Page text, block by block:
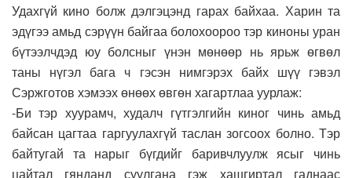
Удахгүй кино болж дэлгэцэнд гарах байхаа. Харин та
эдүгээ амьд сэрүүн байгаа болохоороо тэр киноны уран
бүтээлчдэд юу болсныг үнэн мөнөөр нь ярьж өгвөл
таны нүгэл бага ч гэсэн нимгэрэх байх шүү гэвэл
Сэржготов хэмээх өнөөх өвгөн хагартлаа уурлаж:
-Би тэр хуурамч, худалч гүтгэлгийн киног чинь амьд
байсан цагтаа гаргуулахгүй таслан зогсоох болно. Тэр
байтугай та нарыг бүгдийг баривчлуулж ясыг чинь
цайтал гянданд суулгана гэж хашгиртал гаднаас